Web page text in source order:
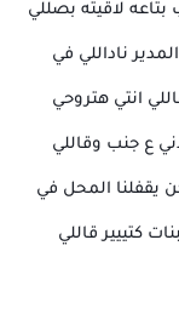
لاقيته بصللي
ناداللي في
انتي هتروحي
ع جنب وقاللي
يقفلنا المحل في
كتييير قاللي